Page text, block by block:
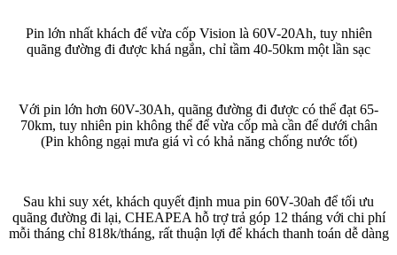
Pin lớn nhất khách để vừa cốp Vision là 60V-20Ah, tuy nhiên
quãng đường đi được khá ngắn, chỉ tầm 40-50km một lần sạc
Với pin lớn hơn 60V-30Ah, quãng đường đi được có thể đạt 65-
70km, tuy nhiên pin không thể để vừa cốp mà cần để dưới chân
(Pin không ngại mưa giá vì có khả năng chống nước tốt)
Sau khi suy xét, khách quyết định mua pin 60V-30ah để tối ưu
quãng đường đi lại, CHEAPEA hỗ trợ trả góp 12 tháng với chi phí
mỗi tháng chỉ 818k/tháng, rất thuận lợi để khách thanh toán dễ dàng